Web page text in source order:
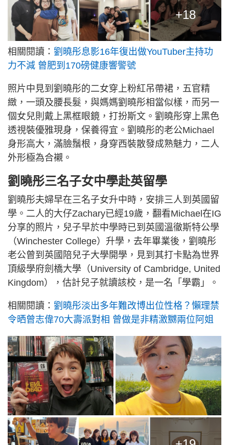
+18
相關閱讀： 劉曉彤息影16年復出做YouTuber主持功
力不減 曾肥到170磅健康響警號
照片中見到劉曉彤的二女穿上粉紅吊帶裙，五官精
緻，一頭及腰長髮，與媽媽劉曉彤相當似樣，而另一
個女兒則戴上黑框眼鏡，打扮斯文。劉曉彤穿上黑色
透視裝優雅現身，保養得宜。劉曉彤的老公Michael
身形高大，滿臉鬚根，身穿西裝散發成熟魅力，二人
外形極為合襯。
劉曉彤三名子女中學赴英留學
劉曉彤夫婦早在三名子女升中時，安排三人到英國留
學。二人的大仔Zachary已經19歲，翻看Michael在IG
分享的照片，兒子早於中學時已到英國溫徹斯特公學
（Winchester College）升學，去年畢業後，劉曉彤
老公曾到英國陪兒子大學開學，見到其打卡點為世界
頂級學府劍橋大學（University of Cambridge, United
Kingdom），估計兒子就讀該校，是一名「學霸」。
相關閱讀： 劉曉彤淡出多年難改博出位性格？懶理禁
令晒曾志偉70大壽派對相 曾做是非精激嬲兩位阿姐